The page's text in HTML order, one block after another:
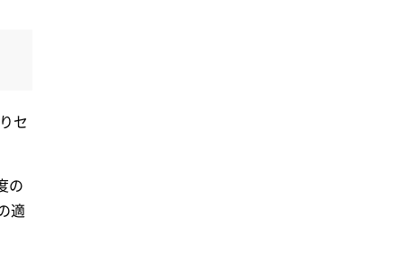
セ
の
適